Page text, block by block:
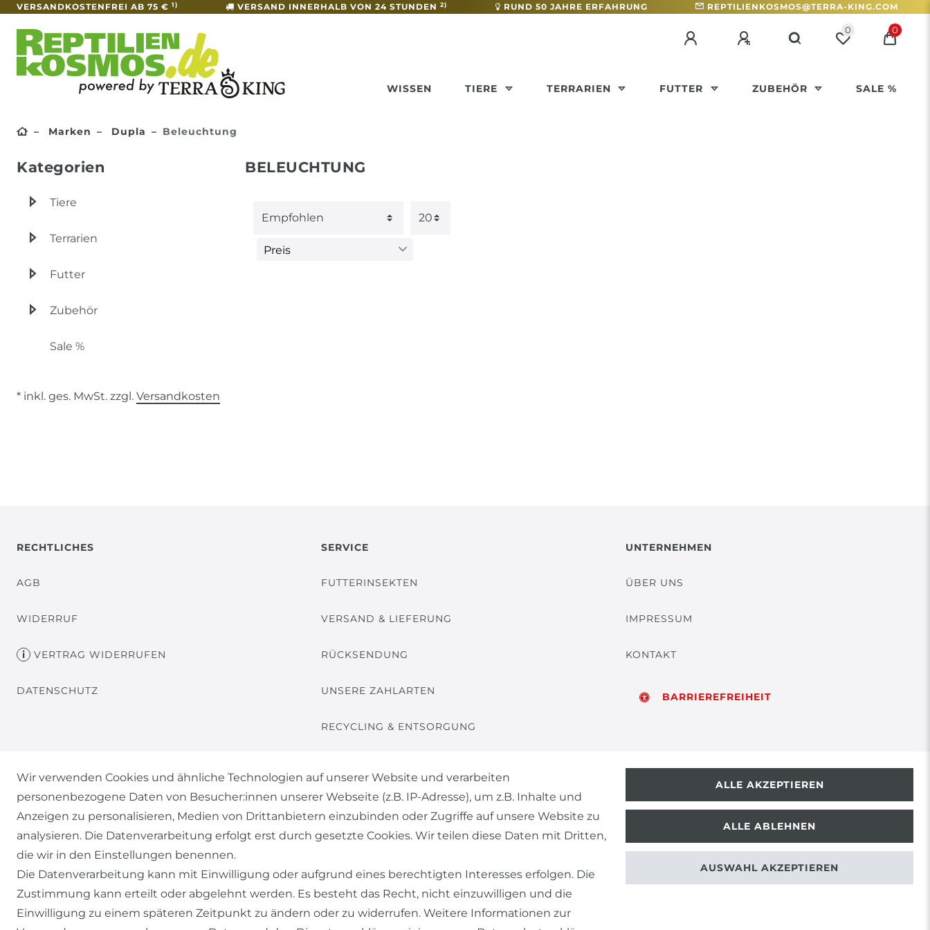
VERSANDKOSTENFREI AB 75 € 1) VERSAND INNERHALB VON 24 STUNDEN 2) RUND 50 JAHRE ERFAHRUNG REPTILIENKOSMOS@TERRA-KING.COM
0 0
WISSEN TIERE TERRARIEN FUTTER ZUBEHÖR SALE %
Marken Dupla Beleuchtung
Kategorien
Tiere
Terrarien
Futter
Zubehör
Sale %
BELEUCHTUNG
Preis
* inkl. ges. MwSt. zzgl. Versandkosten
RECHTLICHES
AGB
WIDERRUF
VERTRAG WIDERRUFEN
DATENSCHUTZ
SERVICE
FUTTERINSEKTEN
VERSAND & LIEFERUNG
RÜCKSENDUNG
UNSERE ZAHLARTEN
RECYCLING & ENTSORGUNG
UNTERNEHMEN
ÜBER UNS
IMPRESSUM
KONTAKT
BARRIEREFREIHEIT
© Copyright 2026 | Alle Rechte vorbehalten.
Wir verwenden Cookies und ähnliche Technologien auf unserer Website und verarbeiten
personenbezogene Daten von Besucher:innen unserer Webseite (z.B. IP-Adresse), um z.B. Inhalte und
Anzeigen zu personalisieren, Medien von Drittanbietern einzubinden oder Zugriffe auf unsere Website zu
analysieren. Die Datenverarbeitung erfolgt erst durch gesetzte Cookies. Wir teilen diese Daten mit Dritten,
die wir in den Einstellungen benennen.
Die Datenverarbeitung kann mit Einwilligung oder aufgrund eines berechtigten Interesses erfolgen. Die
Zustimmung kann erteilt oder abgelehnt werden. Es besteht das Recht, nicht einzuwilligen und die
Einwilligung zu einem späteren Zeitpunkt zu ändern oder zu widerrufen. Weitere Informationen zur
ALLE AKZEPTIEREN
ALLE ABLEHNEN
AUSWAHL AKZEPTIEREN